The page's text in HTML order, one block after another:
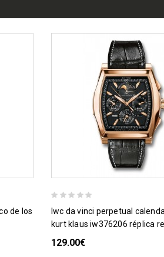
iwc da vinci perpetual calendar edition
kurt klaus iw376206 réplica
129.00€